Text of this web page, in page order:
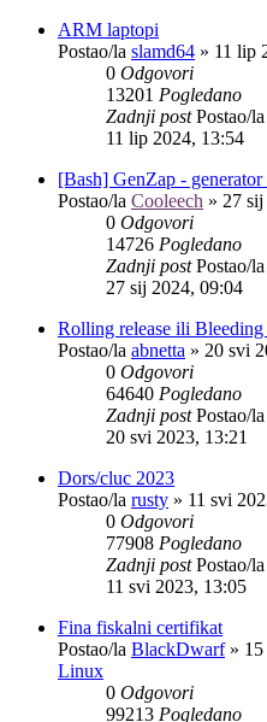
ARM laptopi
Postao/la slamd64 » 11 lip
0 Odgovori
13201 Pogledano
Zadnji postPostao/la
11 lip 2024, 13:54
[Bash] GenZap - generator
Postao/la Cooleech » 27
0 Odgovori
14726 Pogledano
Zadnji postPostao/la
27 sij 2024, 09:04
Rolling release ili Bleeding
Postao/la abnetta » 20 svi
0 Odgovori
64640 Pogledano
Zadnji postPostao/la
20 svi 2023, 13:21
Dors/cluc 2023
Postao/la rusty » 11 svi
0 Odgovori
77908 Pogledano
Zadnji postPostao/la
11 svi 2023, 13:05
Fina fiskalni certifikat
Postao/la BlackDwarf»
Linux
0 Odgovori
99213 Pogledano